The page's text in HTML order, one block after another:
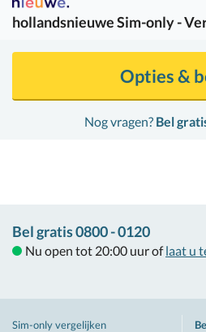
hollandsnieuweSim-only -
Nog vragen? Bel
Opties &
Bel gratis 0800 - 0120
Nu open tot 20:00 uur of laat u
Sim-only vergelijken